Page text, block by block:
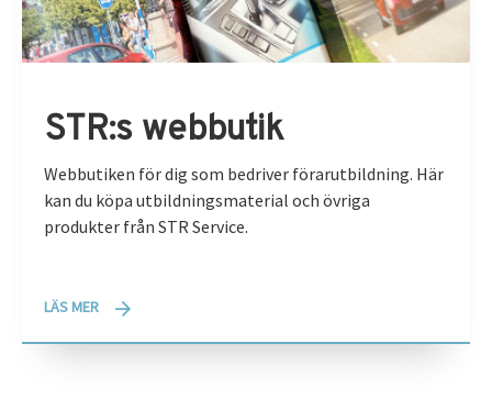
STR:s webbutik
Webbutiken för dig som bedriver förarutbildning. Här
kan du köpa utbildningsmaterial och övriga
produkter från STR Service.
LÄS MER